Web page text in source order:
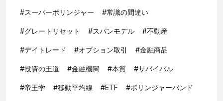
#スーパーボリンジャー #常識の間違い
#グレートリセット #スパンモデル #不動産
#デイトレード #オプション取引 #金融商品
#投資の王道 #金融機関 #本質 #サバイバル
#帝王学 #移動平均線 #ETF #ボリンジャーバンド